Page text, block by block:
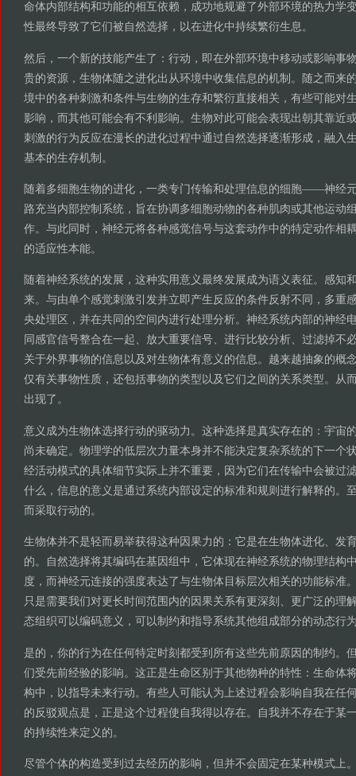
命体内部结构和功能的相互依赖，成功地规避了外部环境的热力学
性最终导致了它们被自然选择，以在进化中持续繁衍生息。
然后，一个新的技能产生了：行动，即在外部环境中移动或影响事
贵的资源，生物体随之进化出从环境中收集信息的机制。随之而来
境中的各种刺激和条件与生物的生存和繁衍直接相关，有些可能对
影响，而其他可能会有不利影响。生物对此可能会表现出朝其靠近
刺激的行为反应在漫长的进化过程中通过自然选择逐渐形成，融入
基本的生存机制。
随着多细胞生物的进化，一类专门传输和处理信息的细胞——神经
路充当内部控制系统，旨在协调多细胞动物的各种肌肉或其他运动
作。与此同时，神经元将各种感觉信号与这套动作中的特定动作相
的适应性本能。
随着神经系统的发展，这种实用意义最终发展成为语义表征。感知
来。与由单个感觉刺激引发并立即产生反应的条件反射不同，多重
央处理区，并在共同的空间内进行处理分析。神经系统内部的神经
同感官信号整合在一起、放大重要信号、进行比较分析、过滤掉不
关于外界事物的信息以及对生物体有意义的信息。越来越抽象的概
仅有关事物性质，还包括事物的类型以及它们之间的关系类型。从
出现了。
意义成为生物体选择行动的驱动力。这种选择是真实存在的：宇宙
尚未确定。物理学的低层次力量本身并不能决定复杂系统的下一个
经活动模式的具体细节实际上并不重要，因为它们在传输中会被过
什么，信息的意义是通过系统内部设定的标准和规则进行解释的。
而采取行动的。
生物体并不是轻而易举获得这种因果力的：它是在生物体进化、发
的。自然选择将其编码在基因组中，它体现在神经系统的物理结构
度，而神经元连接的强度表达了与生物体目标层次相关的功能标准
只是需要我们对更长时间范围内的因果关系有更深刻、更广泛的理
态组织可以编码意义，可以制约和指导系统其他组成部分的动态行
是的，你的行为在任何特定时刻都受到所有这些先前原因的制约。
们受先前经验的影响。这正是生命区别于其他物种的特性：生命体
构中，以指导未来行动。有些人可能认为上述过程会影响自我在任
的反驳观点是，正是这个过程使自我得以存在。自我并不存在于某
的持续性来定义的。
尽管个体的构造受到过去经历的影响，但并不会固定在某种模式上